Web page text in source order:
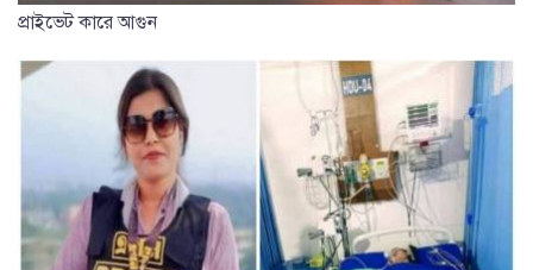
প্রাইভেট কারে আগুন